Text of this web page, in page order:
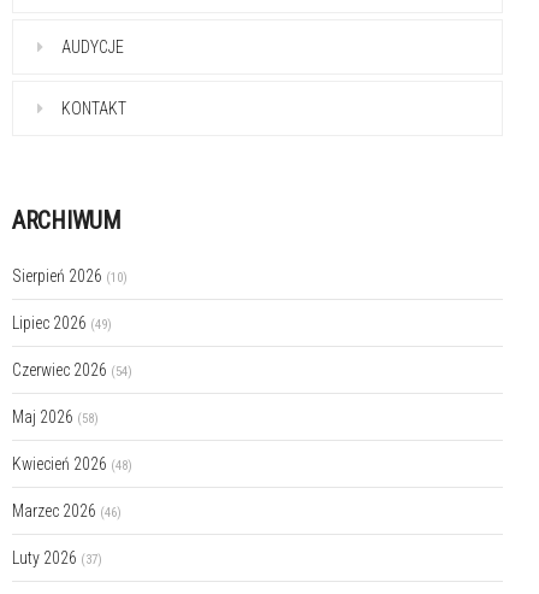
AUDYCJE
KONTAKT
ARCHIWUM
Sierpień 2026 (10)
Lipiec 2026 (49)
Czerwiec 2026 (54)
Maj 2026 (58)
Kwiecień 2026 (48)
Marzec 2026 (46)
Luty 2026 (37)